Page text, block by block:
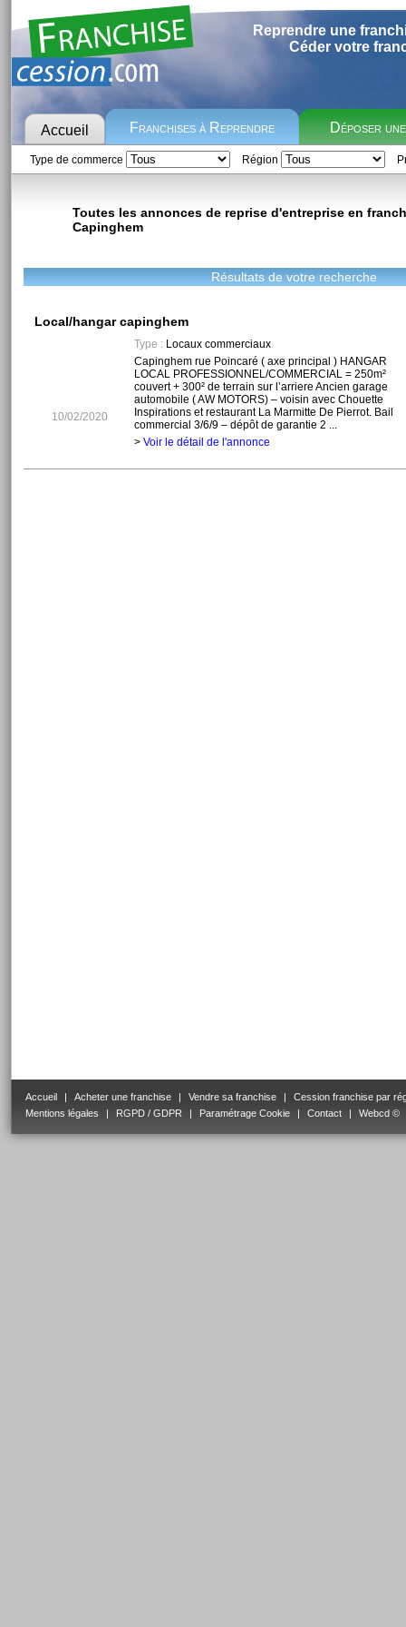
Reprendre une
Céder votre
Accueil Franchises à Reprendre Déposer
Type de commerce Région
Toutes les annonces de reprise d'entreprise en
Capinghem
Résultats de votre recherche
Local/hangar capinghem
10/02/2020
Type :Locaux commerciaux
Capinghem rue Poincaré ( axe principal ) HANGAR
LOCAL PROFESSIONNEL/COMMERCIAL = 250m²
couvert + 300² de terrain sur l’arriere Ancien garage
automobile ( AW MOTORS) – voisin avec Chouette
Inspirations et restaurant La Marmitte De Pierrot. Bail
commercial 3/6/9 – dépôt de garantie 2 ...
> Voir le détail de l'annonce
Accueil | Acheter une franchise | Vendre sa franchise |
Cession franchise par
Mentions légales
| RGPD / GDPR | Paramétrage Cookie | Contact | Webcd ©